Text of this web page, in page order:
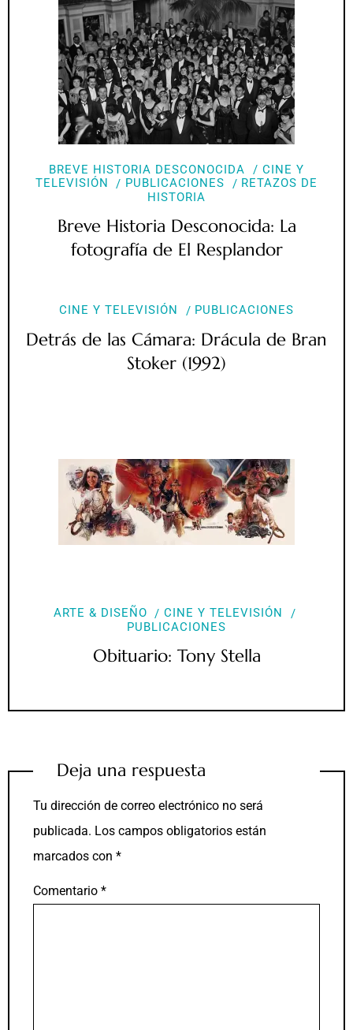
BREVE HISTORIA DESCONOCIDA
CINE Y
TELEVISIÓN
PUBLICACIONES
RETAZOS DE
HISTORIA
Breve Historia Desconocida: La
fotografía de El Resplandor
CINE Y TELEVISIÓN PUBLICACIONES
Detrás de las Cámara: Drácula de Bran
Stoker (1992)
ARTE & DISEÑO
CINE Y TELEVISIÓN
PUBLICACIONES
Obituario: Tony Stella
Deja una respuesta
Tu dirección de correo electrónico no será
publicada. Los campos obligatorios están
marcados con *
Comentario *